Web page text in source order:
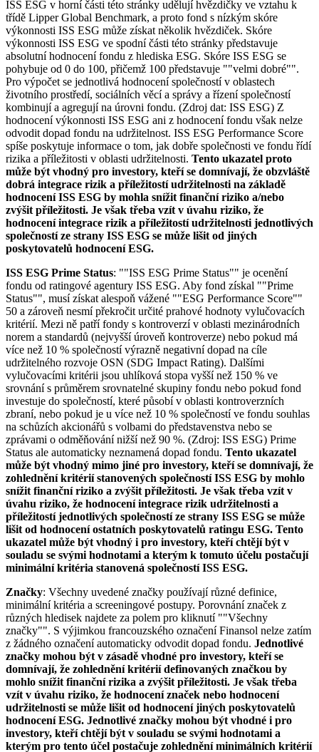
ISS ESG v horní části této stránky udělují hvězdičky ve vztahu k
třídě Lipper Global Benchmark, a proto fond s nízkým skóre
výkonnosti ISS ESG může získat několik hvězdiček. Skóre
výkonnosti ISS ESG ve spodní části této stránky představuje
absolutní hodnocení fondu z hlediska ESG. Skóre ISS ESG se
pohybuje od 0 do 100, přičemž 100 představuje ""velmi dobré"".
Pro výpočet se jednotlivá hodnocení společností v oblastech
životního prostředí, sociálních věcí a správy a řízení společností
kombinují a agregují na úrovni fondu. (Zdroj dat: ISS ESG) Z
hodnocení výkonnosti ISS ESG ani z hodnocení fondu však nelze
odvodit dopad fondu na udržitelnost. ISS ESG Performance Score
spíše poskytuje informace o tom, jak dobře společnosti ve fondu řídí
rizika a příležitosti v oblasti udržitelnosti. Tento ukazatel proto
může být vhodný pro investory, kteří se domnívají, že obzvláště
dobrá integrace rizik a příležitostí udržitelnosti na základě
hodnocení ISS ESG by mohla snížit finanční riziko a/nebo
zvýšit příležitosti. Je však třeba vzít v úvahu riziko, že
hodnocení integrace rizik a příležitostí udržitelnosti jednotlivých
společností ze strany ISS ESG se může lišit od jiných
poskytovatelů hodnocení ESG.
ISS ESG Prime Status: ""ISS ESG Prime Status"" je ocenění
fondu od ratingové agentury ISS ESG. Aby fond získal ""Prime
Status"", musí získat alespoň vážené ""ESG Performance Score""
50 a zároveň nesmí překročit určité prahové hodnoty vylučovacích
kritérií. Mezi ně patří fondy s kontroverzí v oblasti mezinárodních
norem a standardů (nejvyšší úroveň kontroverze) nebo pokud má
více než 10 % společností výrazně negativní dopad na cíle
udržitelného rozvoje OSN (SDG Impact Rating). Dalšími
vylučovacími kritérii jsou uhlíková stopa vyšší než 150 % ve
srovnání s průměrem srovnatelné skupiny fondu nebo pokud fond
investuje do společností, které působí v oblasti kontroverzních
zbraní, nebo pokud je u více než 10 % společností ve fondu souhlas
na schůzích akcionářů s volbami do představenstva nebo se
zprávami o odměňování nižší než 90 %. (Zdroj: ISS ESG) Prime
Status ale automaticky neznamená dopad fondu. Tento ukazatel
může být vhodný mimo jiné pro investory, kteří se domnívají, že
zohlednění kritérií stanovených společností ISS ESG by mohlo
snížit finanční riziko a zvýšit příležitosti. Je však třeba vzít v
úvahu riziko, že hodnocení integrace rizik udržitelnosti a
příležitostí jednotlivých společností ze strany ISS ESG se může
lišit od hodnocení ostatních poskytovatelů ratingu ESG. Tento
ukazatel může být vhodný i pro investory, kteří chtějí být v
souladu se svými hodnotami a kterým k tomuto účelu postačují
minimální kritéria stanovená společností ISS ESG.
Značky: Všechny uvedené značky používají různé definice,
minimální kritéria a screeningové postupy. Porovnání značek z
různých hledisek najdete za polem pro kliknutí ""Všechny
značky"". S výjimkou francouzského označení Finansol nelze zatím
z žádného označení automaticky odvodit dopad fondu. Jednotlivé
značky mohou být v zásadě vhodné pro investory, kteří se
domnívají, že zohlednění kritérií definovaných značkou by
mohlo snížit finanční rizika a zvýšit příležitosti. Je však třeba
vzít v úvahu riziko, že hodnocení značek nebo hodnocení
udržitelnosti se může lišit od hodnocení jiných poskytovatelů
hodnocení ESG. Jednotlivé značky mohou být vhodné i pro
investory, kteří chtějí být v souladu se svými hodnotami a
kterým pro tento účel postačuje zohlednění minimálních kritérií